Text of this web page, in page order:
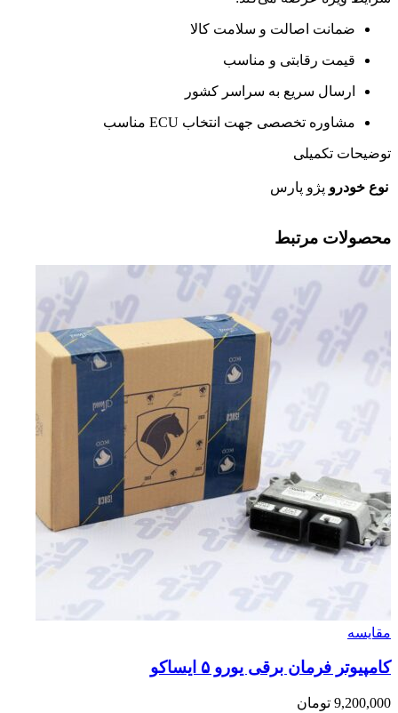
ضمانت اصالت و سلامت کالا
قیمت رقابتی و مناسب
ارسال سریع به سراسر کشور
مشاوره تخصصی جهت انتخاب ECU مناسب
توضیحات تکمیلی
نوع خودرو پژو پارس
محصولات مرتبط
مقایسه
کامپیوتر فرمان برقی یورو ۵ ایساکو
9,200,000 تومان